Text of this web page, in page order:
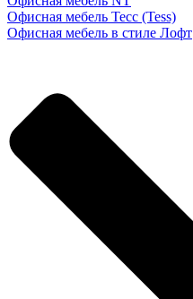
Офисная мебель Тесс (Tess)
Офисная мебель в стиле Лофт